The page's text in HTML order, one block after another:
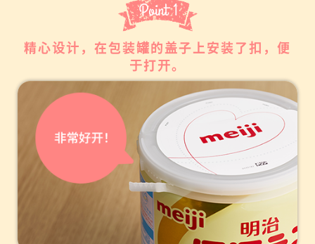
精心设计，在包装罐的盖子上安装了扣，便
于打开。